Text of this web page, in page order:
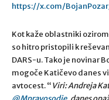
https://x.com/
Kot kaže oblastniki
so hitro pristopili k
DARS-u. Tako je novinar
mogoče Katičevo danes
avtocest. “Viri: Andreja